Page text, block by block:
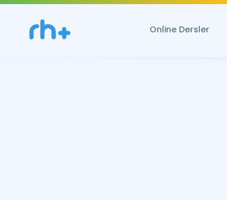
Online Dersler